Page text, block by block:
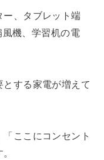
ー、タブレット端
機、学習机の電
する家電が増えて
ここにコンセント